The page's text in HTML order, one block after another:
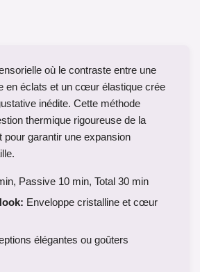
où le contraste entre une
en éclats et un cœur élastique crée
inédite. Cette méthode
thermique rigoureuse de la
pour garantir une expansion
Passive 10 min, Total 30 min
Enveloppe cristalline et cœur
élégantes ou goûters